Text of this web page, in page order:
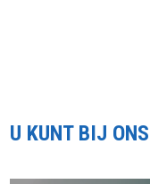
U KUNT BIJ